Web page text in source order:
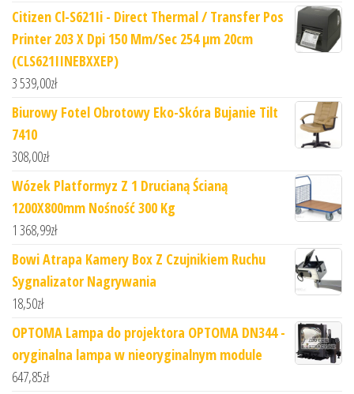
Citizen Cl-S621Ii - Direct Thermal / Transfer Pos
Printer 203 X Dpi 150 Mm/Sec 254 µm 20cm
(CLS621IINEBXXEP)
3 539,00zł
Biurowy Fotel Obrotowy Eko-Skóra Bujanie Tilt
7410
308,00zł
Wózek Platformyz Z 1 Drucianą Ścianą
1200X800mm Nośność 300 Kg
1 368,99zł
Bowi Atrapa Kamery Box Z Czujnikiem Ruchu
Sygnalizator Nagrywania
18,50zł
OPTOMA Lampa do projektora OPTOMA DN344 -
oryginalna lampa w nieoryginalnym module
647,85zł